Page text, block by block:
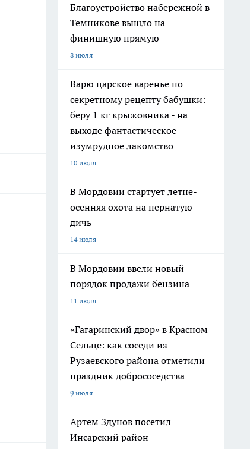
Благоустройство набережной в
Темникове вышло на
финишную прямую
8 июля
Варю царское варенье по
секретному рецепту бабушки:
беру 1 кг крыжовника - на
выходе фантастическое
изумрудное лакомство
10 июля
В Мордовии стартует летне-
осенняя охота на пернатую
дичь
14 июля
В Мордовии ввели новый
порядок продажи бензина
11 июля
«Гагаринский двор» в Красном
Сельце: как соседи из
Рузаевского района отметили
праздник добрососедства
9 июля
Артем Здунов посетил
Инсарский район